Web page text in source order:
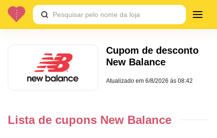
Cupom de desconto
New Balance
Atualizado em6/8/2026 às 08:42
Lista de cupons New Balance